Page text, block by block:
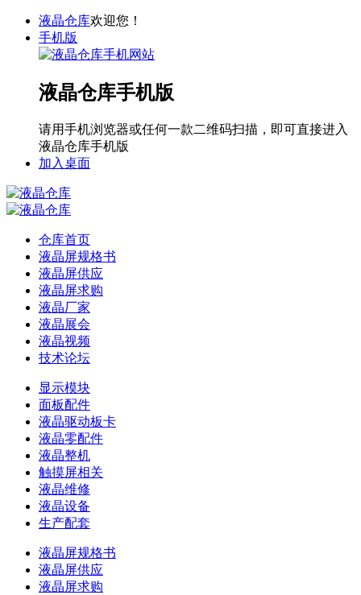
液晶仓库欢迎您！
手机版
液晶仓库手机版
请用手机浏览器或任何一款二维码扫描，即可直接进入
液晶仓库手机版
加入桌面
仓库首页
液晶屏规格书
液晶屏供应
液晶屏求购
液晶厂家
液晶展会
液晶视频
技术论坛
显示模块
面板配件
液晶驱动板卡
液晶零配件
液晶整机
触摸屏相关
液晶维修
液晶设备
生产配套
液晶屏规格书
液晶屏供应
液晶屏求购